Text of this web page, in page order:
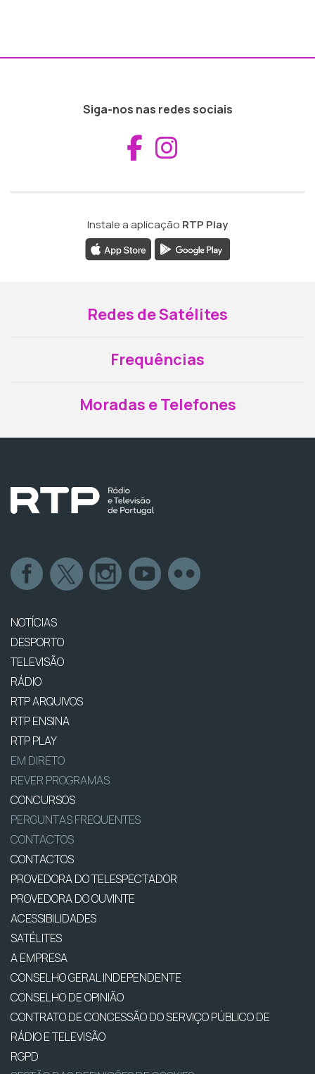
Siga-nos nas redes sociais
Aceder ao
Instale a aplicação RTP Play
Redes de Satélites
Frequências
Moradas e Telefones
NOTÍCIAS
DESPORTO
TELEVISÃO
RÁDIO
RTP ARQUIVOS
RTP ENSINA
RTP PLAY
EM DIRETO
REVER PROGRAMAS
CONCURSOS
PERGUNTAS FREQUENTES
CONTACTOS
CONTACTOS
PROVEDORA DO TELESPECTADOR
PROVEDORA DO OUVINTE
ACESSIBILIDADES
SATÉLITES
A EMPRESA
CONSELHO GERAL INDEPENDENTE
CONSELHO DE OPINIÃO
CONTRATO DE CONCESSÃO DO SERVIÇO PÚBLICO DE
RÁDIO E TELEVISÃO
RGPD